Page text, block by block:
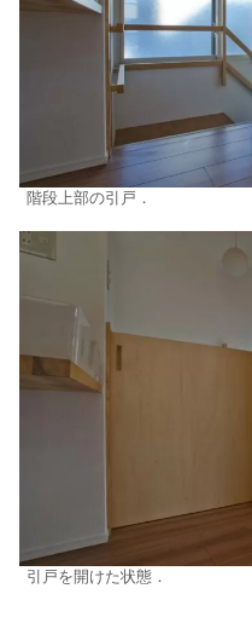
階段上部の引戸．
引戸を開けた状態．